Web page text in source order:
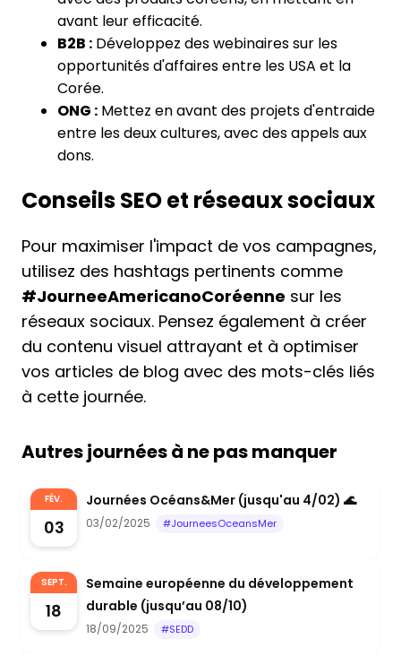
avant leur efficacité.
B2B : Développez des webinaires sur les
opportunités d'affaires entre les USA et la
Corée.
ONG : Mettez en avant des projets d'entraide
entre les deux cultures, avec des appels aux
dons.
Conseils SEO et réseaux sociaux
Pour maximiser l'impact de vos campagnes,
utilisez des hashtags pertinents comme
#JourneeAmericanoCoréenne sur les
réseaux sociaux. Pensez également à créer
du contenu visuel attrayant et à optimiser
vos articles de blog avec des mots-clés liés
à cette journée.
Autres journées à ne pas manquer
FÉV.
03
Journées Océans&Mer (jusqu'au 4/02) 🌊
03/02/2025 #JourneesOceansMer
SEPT.
18
Semaine européenne du développement
durable (jusqu’au 08/10)
18/09/2025 #SEDD